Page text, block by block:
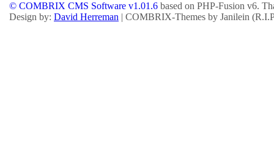
© COMBRIX CMS Software v1.01.6 based on PHP-Fusion v6.
Design by: David Herreman | COMBRIX-Themes by Janilein